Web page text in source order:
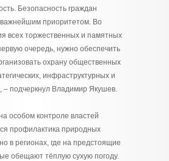
Безопасность граждан
приоритетом. Во
всех торжественных и памятных
очередь, нужно обеспечить
охрану общественных
инфраструктурных и
– подчеркнул Владимир Якушев.
особом контроле властей
профилактика природных
в регионах, где на предстоящие
обещают тёплую сухую погоду.